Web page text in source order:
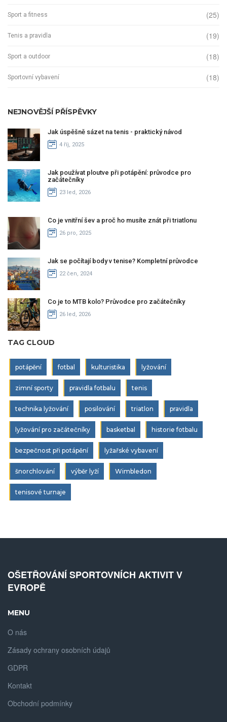
Sport a fitness (25)
Tenis a pravidla (19)
Sport a outdoor (18)
Sportovní vybavení (18)
NEJNOVĚJŠÍ PŘÍSPĚVKY
Jak úspěšně sázet na tenis - praktický návod
4 říj, 2025
Jak používat ploutve při potápění: průvodce pro
začátečníky
23 led, 2026
Co je vnitřní šev a proč ho musíte znát při triatlonu
26 pro, 2025
Jak se počítají body v tenise? Kompletní průvodce
22 čen, 2024
Co je to MTB kolo? Průvodce pro začátečníky
26 led, 2026
TAG CLOUD
potápění fotbal kulturistika lyžování
zimní sporty pravidla fotbalu tenis
technika lyžování posilování triatlon pravidla
lyžování pro začátečníky basketbal historie fotbalu
bezpečnost při potápění lyžařské vybavení
šnorchlování výběr lyží Wimbledon
tenisové turnaje
OŠETŘOVÁNÍ SPORTOVNÍCH AKTIVIT V
EVROPĚ
MENU
O nás
Zásady ochrany osobních údajů
GDPR
Kontakt
Obchodní podmínky